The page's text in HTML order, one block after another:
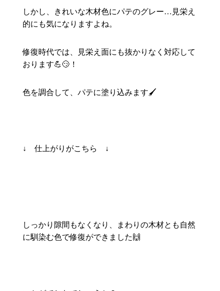
しかし、きれいな木材色にパテのグレー…見栄え
的にも気になりますよね。
修復時代では、見栄え面にも抜かりなく対応して
おります💪😏！
色を調合して、パテに塗り込みます🖌
↓ 仕上がりがこちら ↓
しっかり隙間もなくなり、まわりの木材とも自然
に馴染む色で修復ができました🙌